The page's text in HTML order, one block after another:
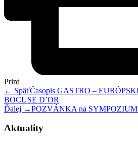
Print
← SpäťČasopis GASTRO –
BOCUSE D’OR
Ďalej →POZVÁNKA na
Aktuality